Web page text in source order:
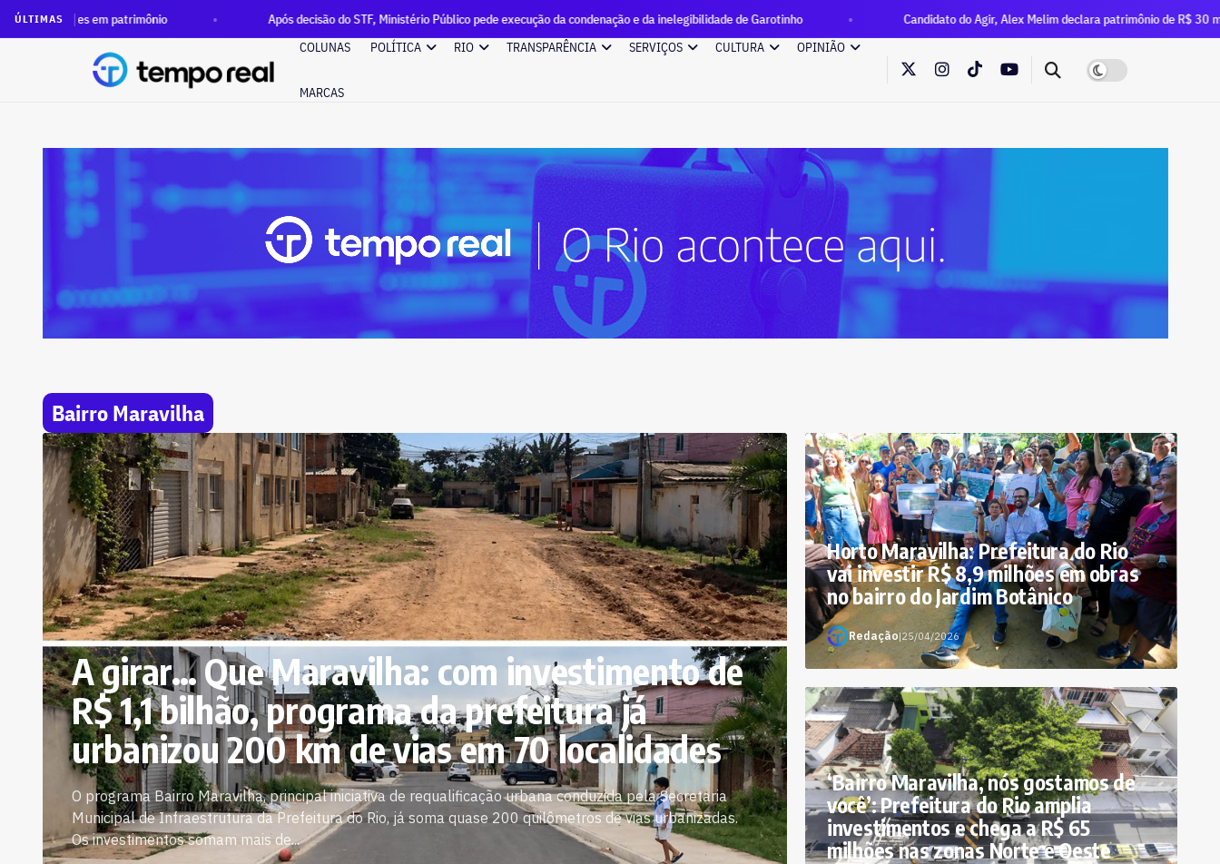
ÚLTIMAS
em patrimônio Após decisão do STF, Ministério Público pede execução da condenação e da inelegibilidade de Garotinho
Candidato do Agir, Alex Melim declara patrimônio de R$ 30 milhões à
COLUNAS
POLÍTICA RIO TRANSPARÊNCIA SERVIÇOS CULTURA OPINIÃO
MARCAS
Bairro Maravilha
A girar… Que Maravilha: com investimento de
R$ 1,1 bilhão, programa da prefeitura já
urbanizou 200 km de vias em 70 localidades
O programa Bairro Maravilha, principal iniciativa de requalificação urbana conduzida pela Secretaria
Municipal de Infraestrutura da Prefeitura do Rio, já soma quase 200 quilômetros de vias urbanizadas.
Os investimentos somam mais de...
Horto Maravilha: Prefeitura do Rio
vai investir R$ 8,9 milhões em obras
no bairro do Jardim Botânico
Redação|25/04/2026
‘Bairro Maravilha, nós gostamos de
você’: Prefeitura do Rio amplia
investimentos e chega a R$ 65
milhões nas zonas Norte e Oeste